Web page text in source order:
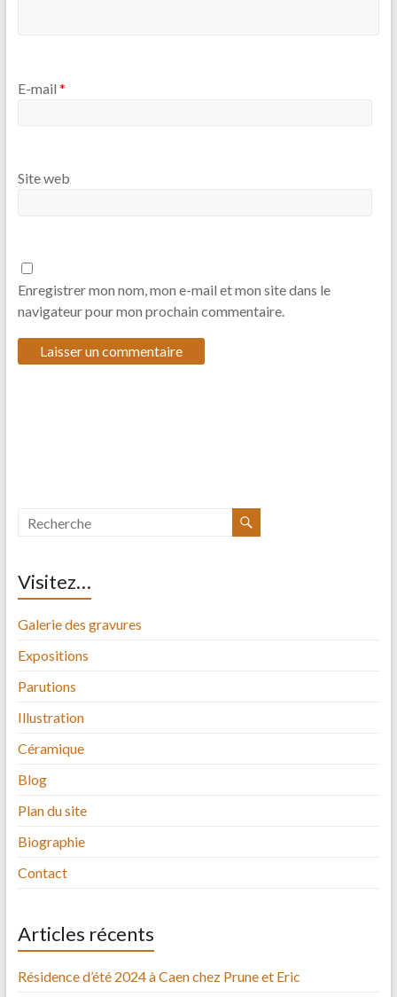
E-mail *
Site web
Enregistrer mon nom, mon e-mail et mon site dans le
navigateur pour mon prochain commentaire.
Visitez…
Galerie des gravures
Expositions
Parutions
Illustration
Céramique
Blog
Plan du site
Biographie
Contact
Articles récents
Résidence d’été 2024 à Caen chez Prune et Eric